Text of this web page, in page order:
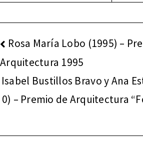
NAVEGACIÓN
DE
ENTRADAS
Rosa María Lobo (1995) –
Arquitectura 1995
Isabel Bustillos Bravo y Ana
0) – Premio de Arquitectura